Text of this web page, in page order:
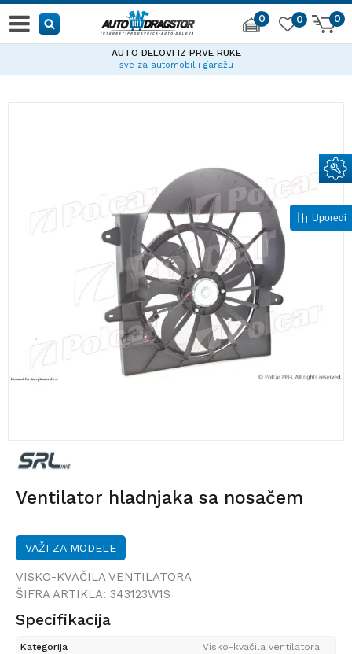
0 0
0
AUTO DELOVI IZ PRVE RUKE
sve za automobil i garažu
Ventilator hladnjaka sa nosačem
VAŽI ZA MODELE
VISKO-KVAČILA VENTILATORA
ŠIFRA ARTIKLA: 343123W1S
Specifikacija
Kategorija
Visko-kvačila ventilatora
Uporedi